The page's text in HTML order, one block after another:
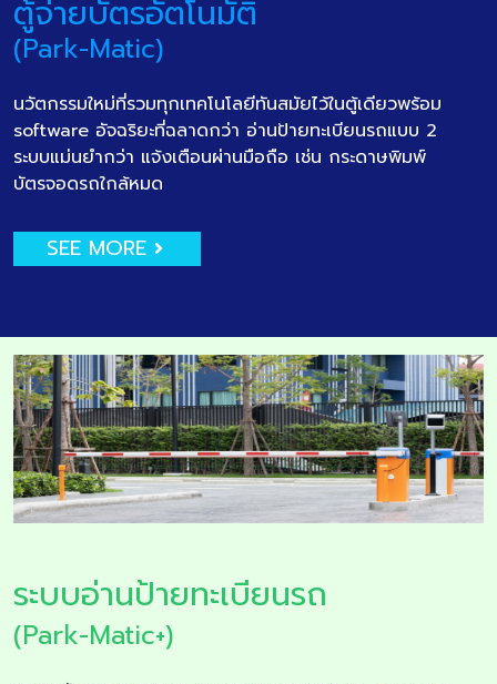
ตู้จ่ายบัตรอัตโนมัติ
(Park-Matic)
นวัตกรรมใหม่ที่รวมทุกเทคโนโลยีทันสมัยไว้ในตู้เดียวพร้อม
software อัจฉริยะที่ฉลาดกว่า อ่านป้ายทะเบียนรถแบบ 2
ระบบแม่นยำกว่า แจ้งเตือนผ่านมือถือ เช่น กระดาษพิมพ์
บัตรจอดรถใกล้หมด
SEE MORE
ระบบอ่านป้ายทะเบียนรถ
(Park-Matic+)